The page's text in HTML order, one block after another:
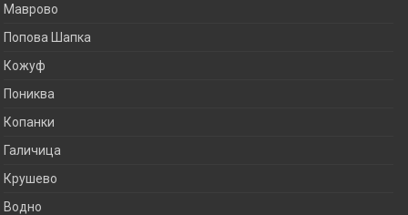
Маврово
Попова Шапка
Кожуф
Пониква
Копанки
Галичица
Крушево
Водно